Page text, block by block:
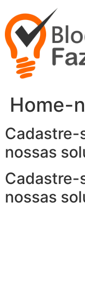
para
conteúdo
Home-
Cadastre-
nossas
Cadastre-
nossas